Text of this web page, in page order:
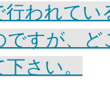
行われてい
ですが、
さい。